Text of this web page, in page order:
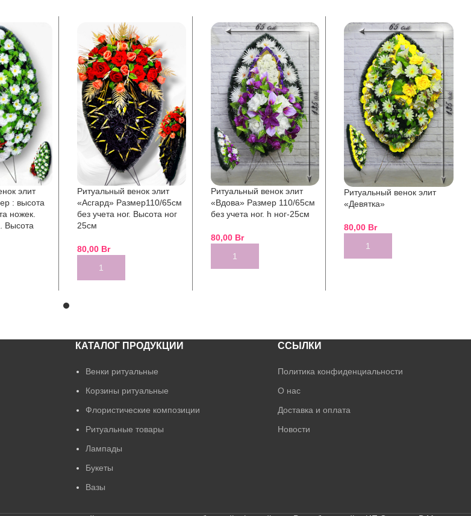
элит
: высота
ножек.
Высота
Ритуальный венок элит
«Асгард» Размер110/65см
без учета ног. Высота ног
25см
80,00 Br
ADD TO CART
Ритуальный венок элит
«Вдова» Размер 110/65см
без учета ног. h ног-25см
80,00 Br
ADD TO CART
Ритуальный венок элит
«Девятка»
80,00 Br
ADD TO CART
КАТАЛОГ ПРОДУКЦИИ
Венки ритуальные
Корзины ритуальные
Флористические композиции
Ритуальные товары
Лампады
Букеты
Вазы
ССЫЛКИ
Политика конфиденциальности
О нас
Доставка и оплата
Новости